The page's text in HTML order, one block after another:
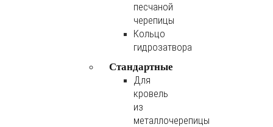
песчаной
черепицы
Кольцо
гидрозатвора
Стандартные
Для
кровель
из
металлочерепицы